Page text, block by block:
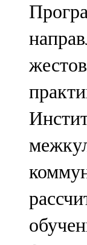
107,8
Теләче
106,1
Түбән
102,6
107,7
Чистай
103,0